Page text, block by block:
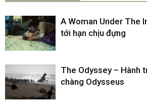
A Woman Under The
tới hạn chịu đựng
The Odyssey – Hành
chàng Odysseus